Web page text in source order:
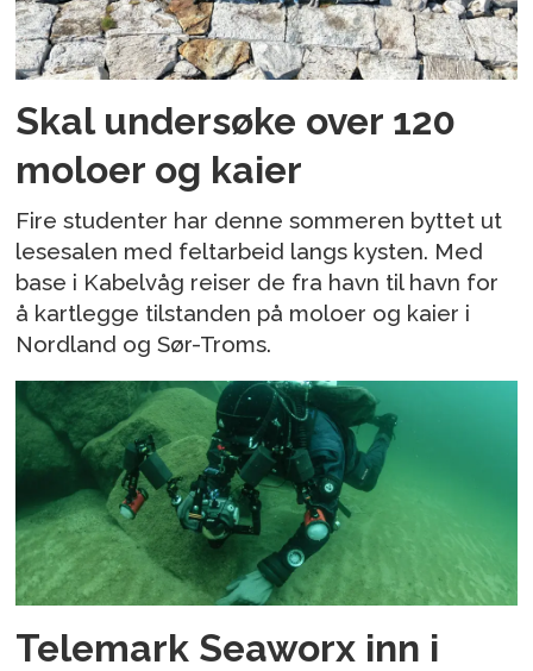
Skal undersøke over 120
moloer og kaier
Fire studenter har denne sommeren byttet ut
lesesalen med feltarbeid langs kysten. Med
base i Kabelvåg reiser de fra havn til havn for
å kartlegge tilstanden på moloer og kaier i
Nordland og Sør-Troms.
Telemark Seaworx inn i